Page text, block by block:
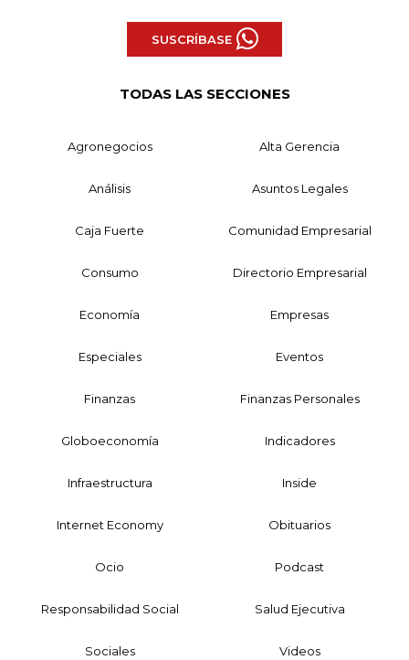
SUSCRÍBASE
TODAS LAS SECCIONES
Agronegocios Alta Gerencia
Análisis Asuntos Legales
Caja Fuerte Comunidad Empresarial
Consumo Directorio Empresarial
Economía Empresas
Especiales Eventos
Finanzas Finanzas Personales
Globoeconomía Indicadores
Infraestructura Inside
Internet Economy Obituarios
Ocio Podcast
Responsabilidad Social Salud Ejecutiva
Sociales Videos